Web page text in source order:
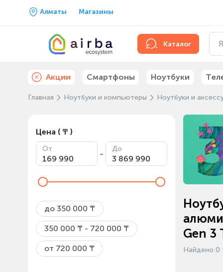
Алматы Магазины
Каталог
Акции Смартфоны Ноутбуки
Главная Ноутбуки и компьютеры Ноутбуки и
Цена ( ₸ )
От - До
до 350 000 ₸
350 000 ₸ - 720 000 ₸
от 720 000 ₸
Gen 3
Найдено 0